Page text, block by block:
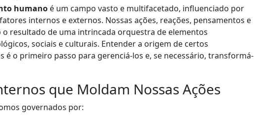
humano é um campo vasto e multifacetado, influenciado por
internos e externos. Nossas ações, reações, pensamentos e
o resultado de uma intrincada orquestra de elementos
sociais e culturais. Entender a origem de certos
é o primeiro passo para gerenciá-los e, se necessário, transformá-
que Moldam Nossas Ações
governados por: